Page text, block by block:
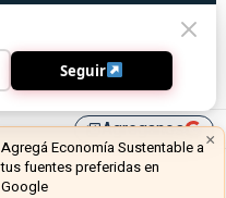
library_addAgreganos ×
Agregá Economía Sustentable a
tus fuentes preferidas en
Google
Seguir